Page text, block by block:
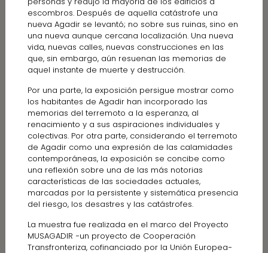
escombros. Después de aquella catástrofe una
nueva Agadir se levantó; no sobre sus ruinas, sino en
una nueva aunque cercana localización. Una nueva
vida, nuevas calles, nuevas construcciones en las
que, sin embargo, aún resuenan las memorias de
aquel instante de muerte y destrucción.
Por una parte, la exposición persigue mostrar como
los habitantes de Agadir han incorporado las
memorias del terremoto a la esperanza, al
renacimiento y a sus aspiraciones individuales y
colectivas. Por otra parte, considerando el terremoto
de Agadir como una expresión de las calamidades
contemporáneas, la exposición se concibe como
una reflexión sobre una de las más notorias
características de las sociedades actuales,
marcadas por la persistente y sistemática presencia
del riesgo, los desastres y las catástrofes.
La muestra fue realizada en el marco del Proyecto
MUSAGADIR −un proyecto de Cooperación
Transfronteriza, cofinanciado por la Unión Europea−